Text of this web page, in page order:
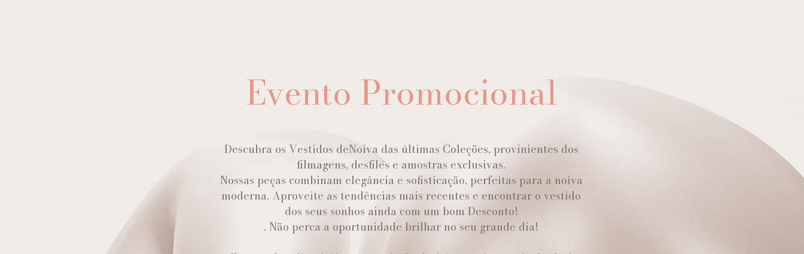
Evento Promocional
Descubra os Vestidos deNoiva das últimas Coleções, provinientes dos
filmagens, desfiles e amostras exclusivas.
Nossas peças combinam elegância e sofisticação, perfeitas para a noiva
moderna. Aproveite as tendências mais recentes e encontrar o vestido
dos seus sonhos ainda com um bom Desconto!
. Não perca a oportunidade brilhar no seu grande dia!